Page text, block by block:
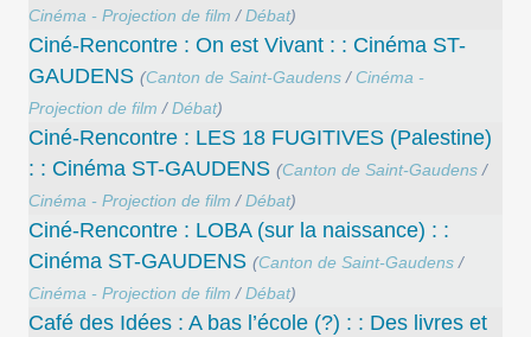
Cinéma - Projection de film /Débat)
Ciné-Rencontre : On est Vivant : : Cinéma ST-
GAUDENS (Canton de Saint-Gaudens/ Cinéma -
Projection de film /Débat)
Ciné-Rencontre : LES 18 FUGITIVES (Palestine)
: : Cinéma ST-GAUDENS (Canton de Saint-Gaudens/
Cinéma - Projection de film /Débat)
Ciné-Rencontre : LOBA (sur la naissance) : :
Cinéma ST-GAUDENS (Canton de Saint-Gaudens/
Cinéma - Projection de film /Débat)
Café des Idées : A bas l’école (?) : : Des livres et